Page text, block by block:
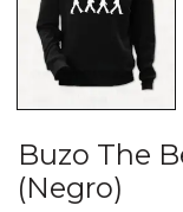
Buzo The
(Negro)